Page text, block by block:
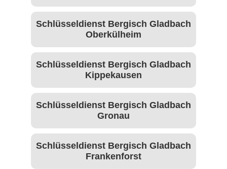
Schlüsseldienst Bergisch Gladbach
Oberkülheim
Schlüsseldienst Bergisch Gladbach
Kippekausen
Schlüsseldienst Bergisch Gladbach
Gronau
Schlüsseldienst Bergisch Gladbach
Frankenforst